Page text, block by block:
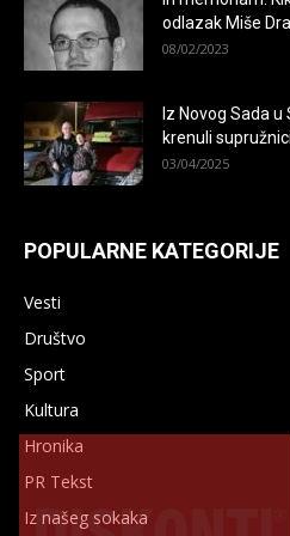
odlazak Miše
08/02/2023
Iz Novog Sada
krenuli supružnici
03/04/2025
POPULARNE KATEGORIJE
Vesti
Društvo
Sport
Kultura
Hronika
PR Tekst
Iz našeg sokaka